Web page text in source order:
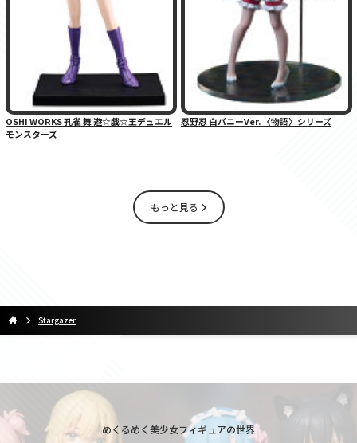
OSHI WORKS 孔雀 舞 遊☆戯☆王デュエル
モンスターズ
忍野忍 白バニーVer. 〈物語〉シリーズ
もっと見る
Stargazer
めくるめく美少女フィギュアの世界